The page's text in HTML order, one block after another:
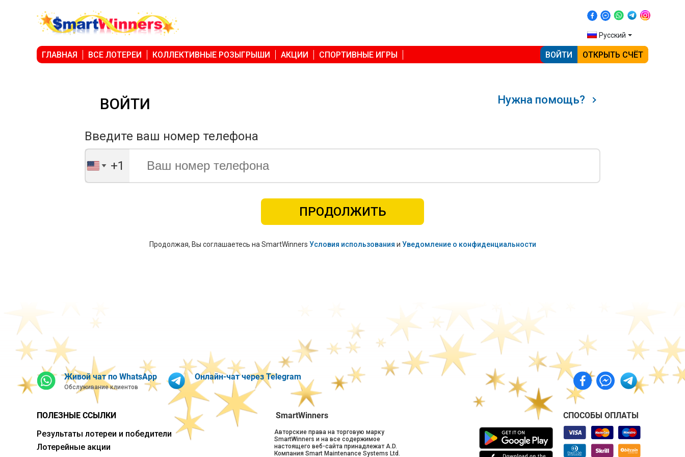
Русский
ГЛАВНАЯ ВСЕ ЛОТЕРЕИ КОЛЛЕКТИВНЫЕ РОЗЫГРЫШИ АКЦИИ СПОРТИВНЫЕ ИГРЫ ВОЙТИ ОТКРЫТЬ СЧЁТ
ВОЙТИ Нужна помощь?
Введите ваш номер телефона
United
States
+1
ПРОДОЛЖИТЬ
Продолжая, Вы соглашаетесь на SmartWinners Условия использования и Уведомление о конфиденциальности
Живой чат по WhatsApp
Обслуживание клиентов
Онлайн-чат через Telegram
ПОЛЕЗНЫЕ ССЫЛКИ
Результаты лотереи и победители
Лотерейные акции
SmartWinners
Авторские права на торговую марку
SmartWinners и на все содержимое
настоящего веб-сайта принадлежат A.D.
Компания Smart Maintenance Systems Ltd.
СПОСОБЫ ОПЛАТЫ